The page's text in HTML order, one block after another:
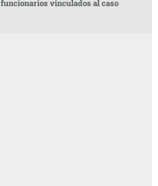
funcionarios vinculados al caso